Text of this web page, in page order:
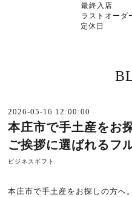
最終入店
ラストオー
定休日
2026-05-16 12:00:00
本庄市で手土産をお
ご挨拶に選ばれるフ
ビジネスギフト
本庄市で手土産をお探しの方へ。